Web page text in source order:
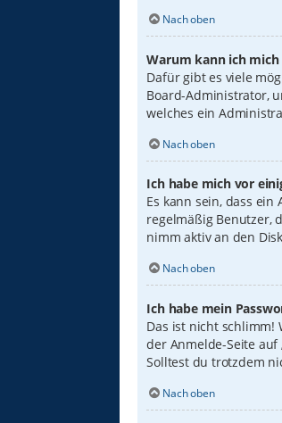
Nach oben
Warum kann ich
Dafür gibt es viele
Board-Administrator,
welches ein
Nach oben
Ich habe mich vor
Es kann sein, dass
regelmäßig Benutzer,
nimm aktiv an den
Nach oben
Ich habe mein
Das ist nicht schlimm!
der Anmelde-Seite
Solltest du trotzdem
Nach oben